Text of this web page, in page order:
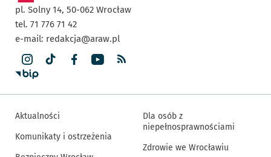
pl. Solny 14, 50-062 Wrocław
tel. 71 776 71 42
e-mail: redakcja@araw.pl
Aktualności
Komunikaty i ostrzeżenia
Dla osób z
niepełnosprawnościami
Zdrowie we Wrocławiu